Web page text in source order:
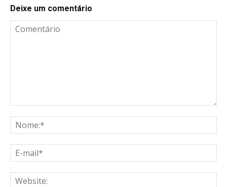
Deixe um comentário